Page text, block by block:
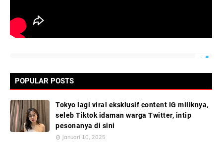
POPULAR POSTS
Tokyo lagi viral eksklusif content IG miliknya,
seleb Tiktok idaman warga Twitter, intip
pesonanya di sini
Januari 10, 2025